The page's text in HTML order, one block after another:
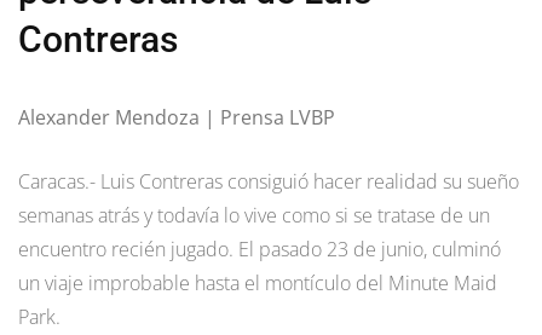
Contreras
Alexander Mendoza | Prensa LVBP
Caracas.- Luis Contreras consiguió hacer realidad su sueño
semanas atrás y todavía lo vive como si se tratase de un
encuentro recién jugado. El pasado 23 de junio, culminó
un viaje improbable hasta el montículo del Minute Maid
Park.